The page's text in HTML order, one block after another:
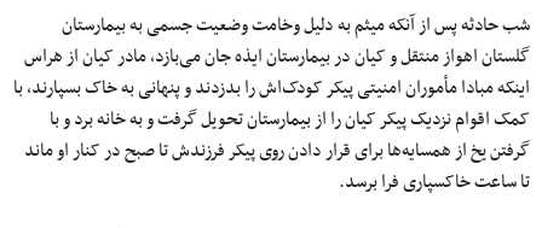
شب حادثه پس از آنکه میثم به دلیل وخامت وضعیت جسمی به بیمارستان
گلستان اهواز منتقل و کیان در بیمارستان ایذه جان می‌بازد، مادر کیان از هراس
اینکه مبادا مأموران امنیتی پیکر کودک‌اش را بدزدند و پنهانی به خاک بسپارند، با
کمک اقوام نزدیک پیکر کیان را از بیمارستان تحویل گرفت و به خانه برد و با
گرفتن یخ از همسایه‌ها برای قرار دادن روی پیکر فرزندش تا صبح در کنار او ماند
تا ساعت خاکسپاری فرا برسد.